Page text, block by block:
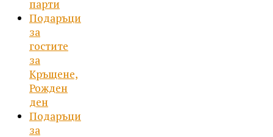
парти
Подаръци
за
гостите
за
Кръщене,
Рожден
ден
Подаръци
за